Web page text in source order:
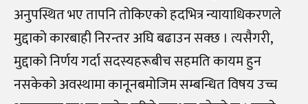
अनुपस्थित भए तापनि तोकिएको हदभित्र न्यायाधिकरणले
मुद्दाको कारबाही निरन्तर अघि बढाउन सक्छ । त्यसैगरी,
मुद्दाको निर्णय गर्दा सदस्यहरूबीच सहमति कायम हुन
नसकेको अवस्थामा कानूनबमोजिम सम्बन्धित विषय उच्च